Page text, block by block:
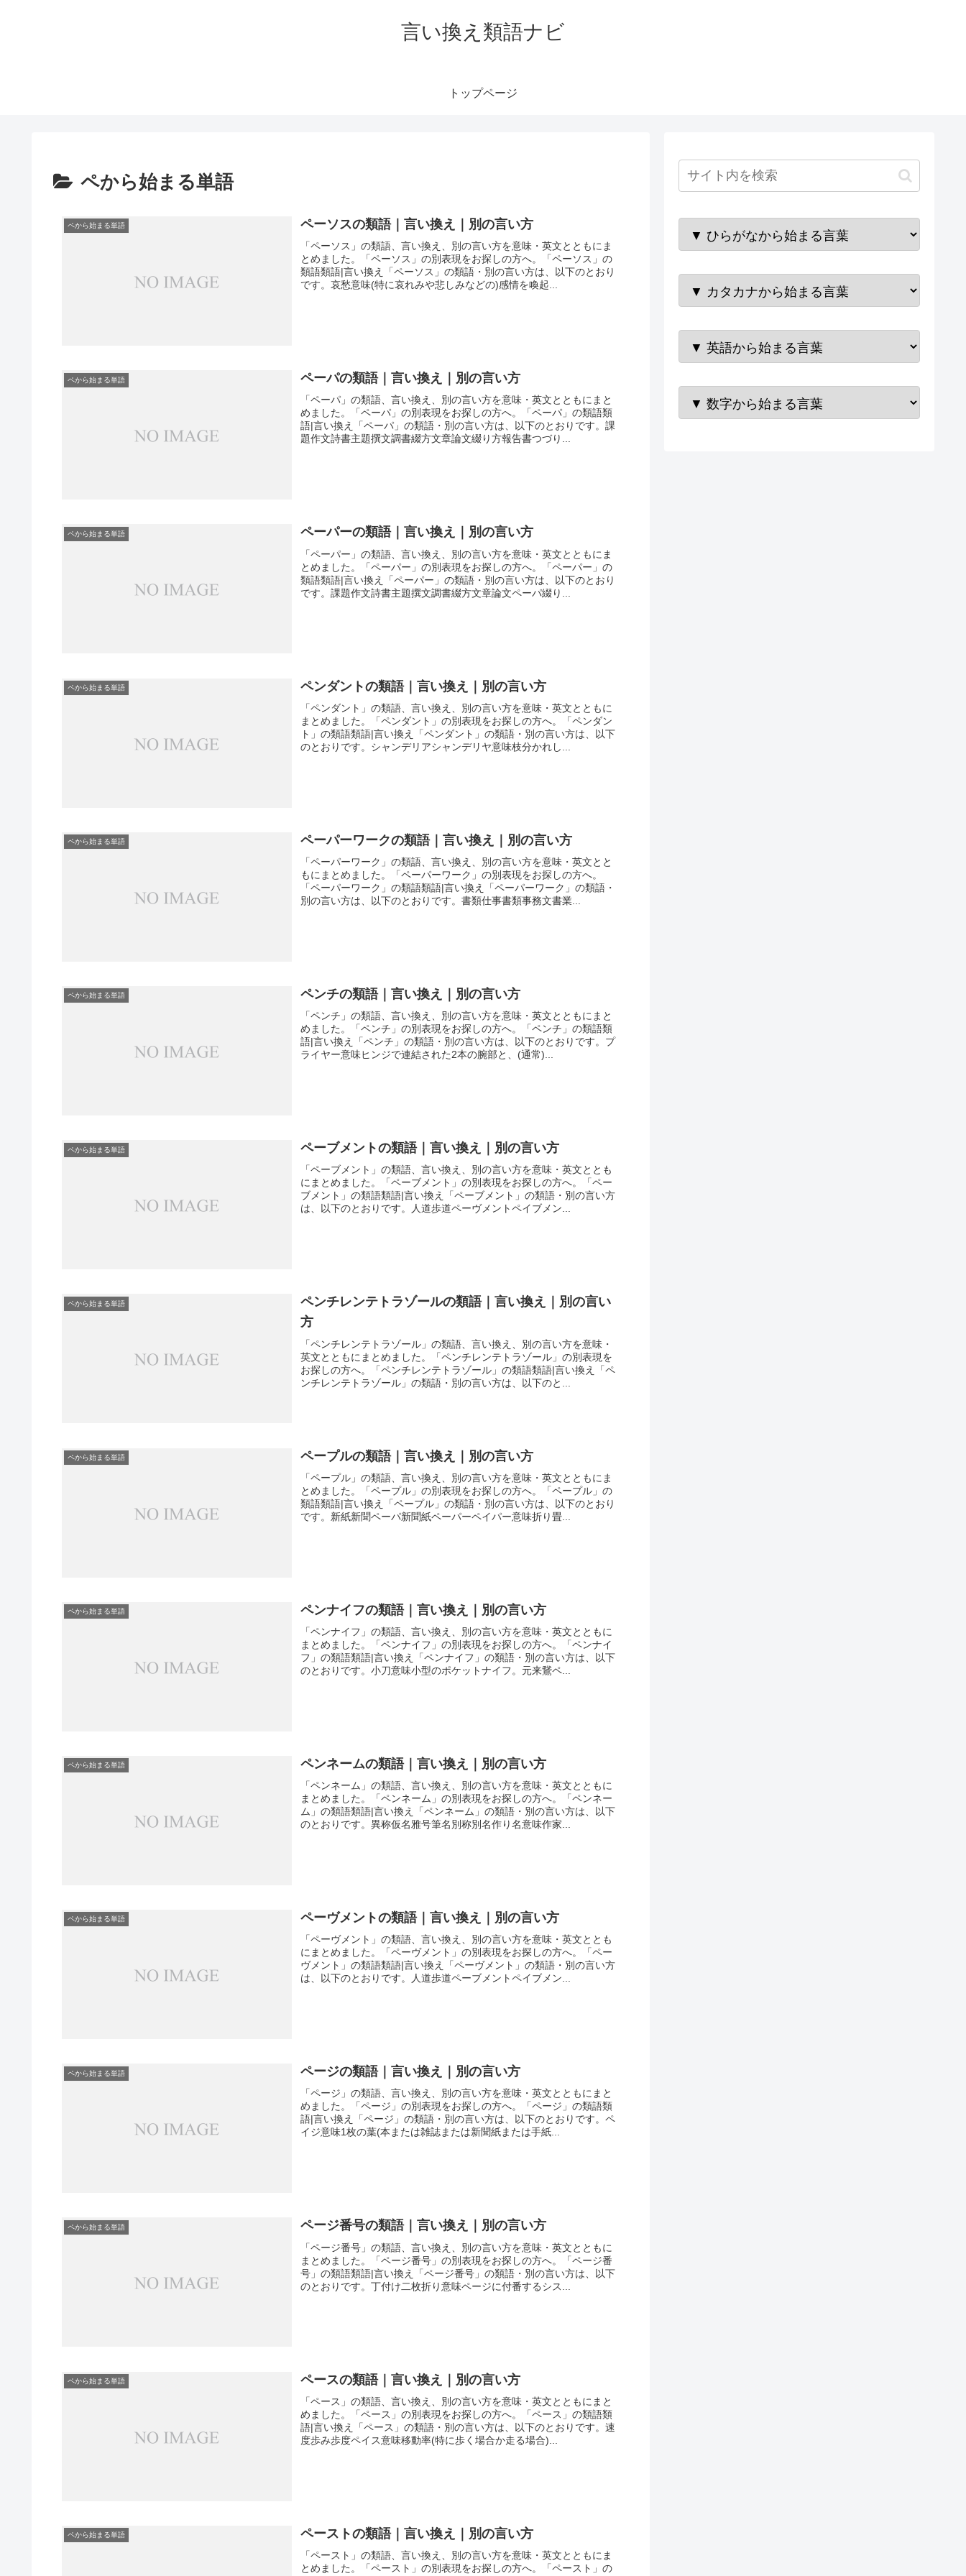
言い換え類語ナビ
トップページ
ペから始まる単語
ペから始まる単語 ペーソスの類語｜言い換え｜別の言い方
「ペーソス」の類語、言い換え、別の言い方を意味・英文とともにま
とめました。「ペーソス」の別表現をお探しの方へ。「ペーソス」の
類語類語|言い換え「ペーソス」の類語・別の言い方は、以下のとおり
です。哀愁意味(特に哀れみや悲しみなどの)感情を喚起...
ペから始まる単語 ペーパの類語｜言い換え｜別の言い方
「ペーパ」の類語、言い換え、別の言い方を意味・英文とともにまと
めました。「ペーパ」の別表現をお探しの方へ。「ペーパ」の類語類
語|言い換え「ペーパ」の類語・別の言い方は、以下のとおりです。課
題作文詩書主題撰文調書綴方文章論文綴り方報告書つづり...
ペから始まる単語 ペーパーの類語｜言い換え｜別の言い方
「ペーパー」の類語、言い換え、別の言い方を意味・英文とともにま
とめました。「ペーパー」の別表現をお探しの方へ。「ペーパー」の
類語類語|言い換え「ペーパー」の類語・別の言い方は、以下のとおり
です。課題作文詩書主題撰文調書綴方文章論文ペーパ綴り...
ペから始まる単語 ペンダントの類語｜言い換え｜別の言い方
「ペンダント」の類語、言い換え、別の言い方を意味・英文とともに
まとめました。「ペンダント」の別表現をお探しの方へ。「ペンダン
ト」の類語類語|言い換え「ペンダント」の類語・別の言い方は、以下
のとおりです。シャンデリアシャンデリヤ意味枝分かれし...
ペから始まる単語 ペーパーワークの類語｜言い換え｜別の言い方
「ペーパーワーク」の類語、言い換え、別の言い方を意味・英文とと
もにまとめました。「ペーパーワーク」の別表現をお探しの方へ。
「ペーパーワーク」の類語類語|言い換え「ペーパーワーク」の類語・
別の言い方は、以下のとおりです。書類仕事書類事務文書業...
ペから始まる単語 ペンチの類語｜言い換え｜別の言い方
「ペンチ」の類語、言い換え、別の言い方を意味・英文とともにまと
めました。「ペンチ」の別表現をお探しの方へ。「ペンチ」の類語類
語|言い換え「ペンチ」の類語・別の言い方は、以下のとおりです。プ
ライヤー意味ヒンジで連結された2本の腕部と、(通常)...
ペから始まる単語 ペーブメントの類語｜言い換え｜別の言い方
「ペーブメント」の類語、言い換え、別の言い方を意味・英文ととも
にまとめました。「ペーブメント」の別表現をお探しの方へ。「ペー
ブメント」の類語類語|言い換え「ペーブメント」の類語・別の言い方
は、以下のとおりです。人道歩道ペーヴメントペイブメン...
ペから始まる単語
ペンチレンテトラゾールの類語｜言い換え｜別の言い
方
「ペンチレンテトラゾール」の類語、言い換え、別の言い方を意味・
英文とともにまとめました。「ペンチレンテトラゾール」の別表現を
お探しの方へ。「ペンチレンテトラゾール」の類語類語|言い換え「ペ
ンチレンテトラゾール」の類語・別の言い方は、以下のと...
ペから始まる単語 ペープルの類語｜言い換え｜別の言い方
「ペープル」の類語、言い換え、別の言い方を意味・英文とともにま
とめました。「ペープル」の別表現をお探しの方へ。「ペープル」の
類語類語|言い換え「ペープル」の類語・別の言い方は、以下のとおり
です。新紙新聞ペーパ新聞紙ペーパーペイパー意味折り畳...
ペから始まる単語 ペンナイフの類語｜言い換え｜別の言い方
「ペンナイフ」の類語、言い換え、別の言い方を意味・英文とともに
まとめました。「ペンナイフ」の別表現をお探しの方へ。「ペンナイ
フ」の類語類語|言い換え「ペンナイフ」の類語・別の言い方は、以下
のとおりです。小刀意味小型のポケットナイフ。元来鵞ペ...
ペから始まる単語 ペンネームの類語｜言い換え｜別の言い方
「ペンネーム」の類語、言い換え、別の言い方を意味・英文とともに
まとめました。「ペンネーム」の別表現をお探しの方へ。「ペンネー
ム」の類語類語|言い換え「ペンネーム」の類語・別の言い方は、以下
のとおりです。異称仮名雅号筆名別称別名作り名意味作家...
ペから始まる単語 ペーヴメントの類語｜言い換え｜別の言い方
「ペーヴメント」の類語、言い換え、別の言い方を意味・英文ととも
にまとめました。「ペーヴメント」の別表現をお探しの方へ。「ペー
ヴメント」の類語類語|言い換え「ペーヴメント」の類語・別の言い方
は、以下のとおりです。人道歩道ペーブメントペイブメン...
ペから始まる単語 ページの類語｜言い換え｜別の言い方
「ページ」の類語、言い換え、別の言い方を意味・英文とともにまと
めました。「ページ」の別表現をお探しの方へ。「ページ」の類語類
語|言い換え「ページ」の類語・別の言い方は、以下のとおりです。ペ
イジ意味1枚の葉(本または雑誌または新聞紙または手紙...
ペから始まる単語 ページ番号の類語｜言い換え｜別の言い方
「ページ番号」の類語、言い換え、別の言い方を意味・英文とともに
まとめました。「ページ番号」の別表現をお探しの方へ。「ページ番
号」の類語類語|言い換え「ページ番号」の類語・別の言い方は、以下
のとおりです。丁付け二枚折り意味ページに付番するシス...
ペから始まる単語 ペースの類語｜言い換え｜別の言い方
「ペース」の類語、言い換え、別の言い方を意味・英文とともにまと
めました。「ペース」の別表現をお探しの方へ。「ペース」の類語類
語|言い換え「ペース」の類語・別の言い方は、以下のとおりです。速
度歩み歩度ペイス意味移動率(特に歩く場合か走る場合)...
ペから始まる単語 ペーストの類語｜言い換え｜別の言い方
「ペースト」の類語、言い換え、別の言い方を意味・英文とともにま
とめました。「ペースト」の別表現をお探しの方へ。「ペースト」の